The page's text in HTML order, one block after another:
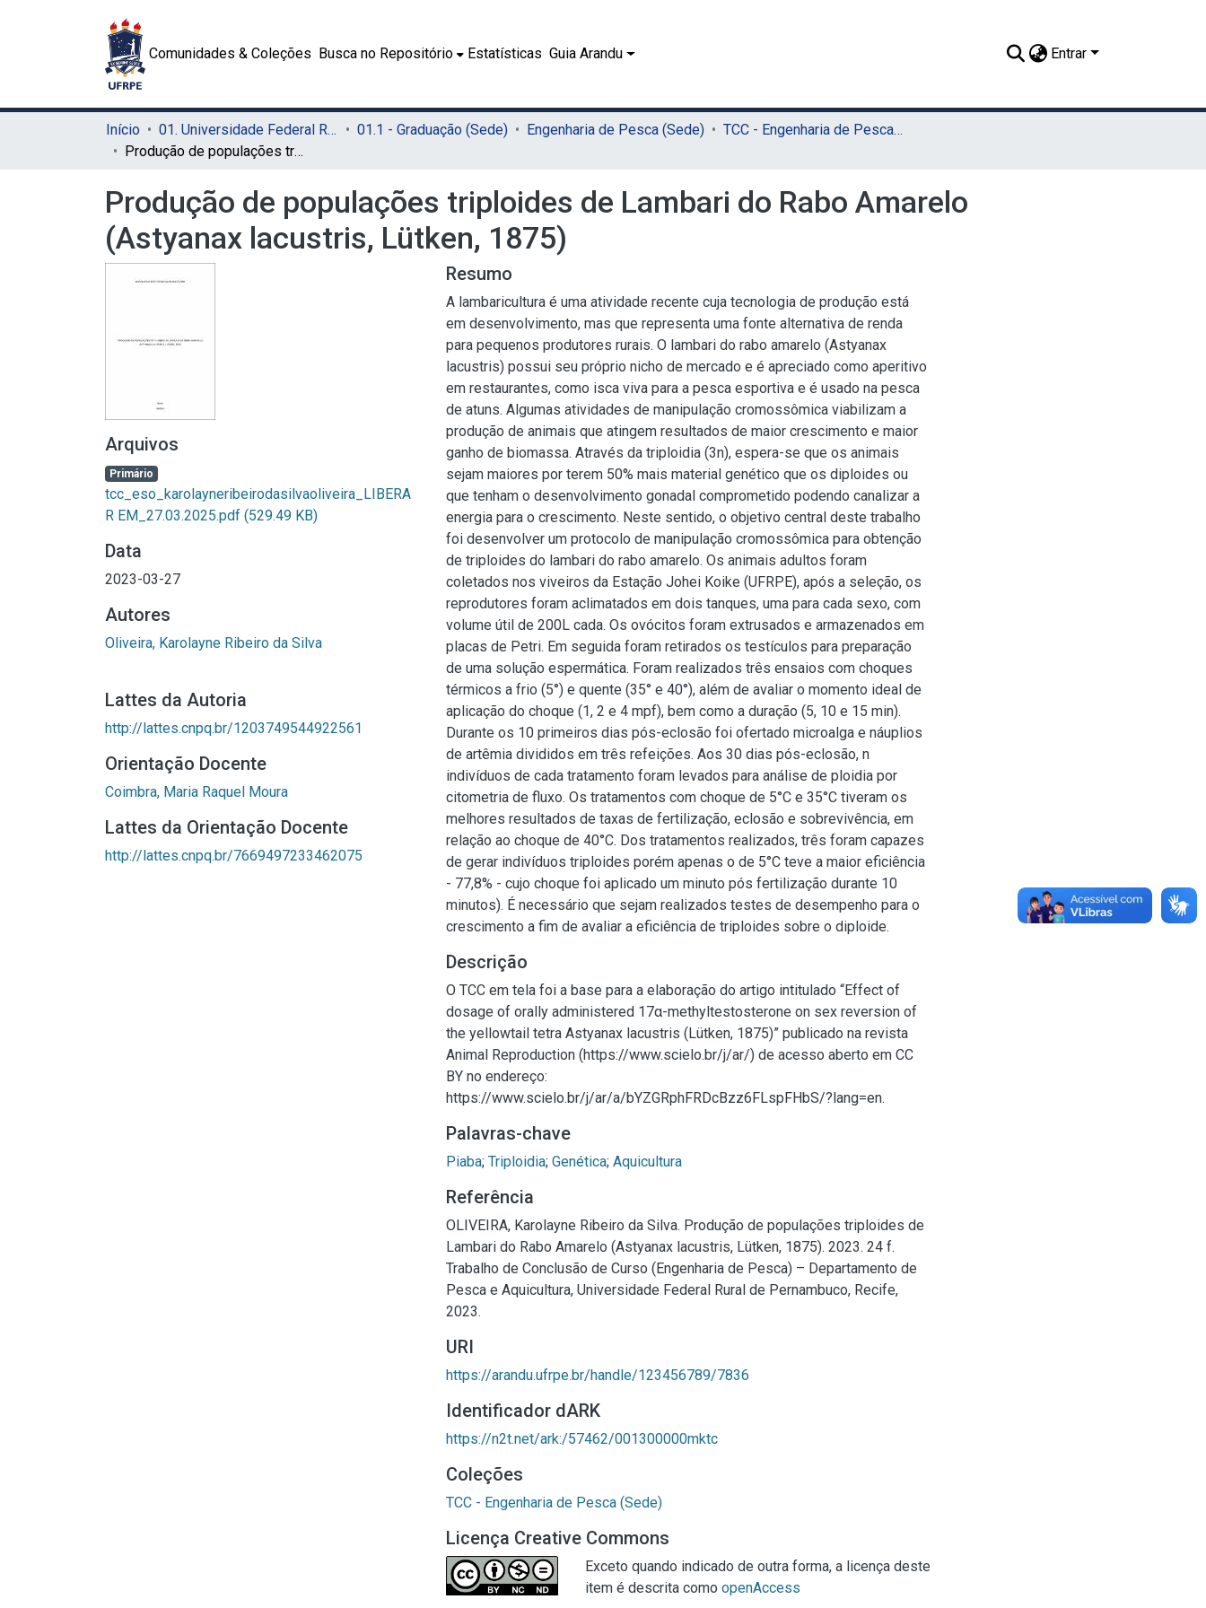
Comunidades & Coleções Busca no Repositório Estatísticas Guia Arandu Entrar
Início 01. Universidade Federal Rural de Pernambuco - UFRPE (Sede) 01.1 - Graduação (Sede) Engenharia de Pesca (Sede)
TCC - Engenharia de Pesca (Sede)
Produção de populações triploides de Lambari do Rabo Amarelo (Astyanax lacustris, Lütken, 1875)
Produção de populações triploides de Lambari do Rabo Amarelo
(Astyanax lacustris, Lütken, 1875)
Arquivos
Primário
tcc_eso_karolayneribeirodasilvaoliveira_LIBERA
R EM_27.03.2025.pdf (529.49 KB)
Data
2023-03-27
Autores
Oliveira, Karolayne Ribeiro da Silva
Lattes da Autoria
http://lattes.cnpq.br/1203749544922561
Orientação Docente
Coimbra, Maria Raquel Moura
Lattes da Orientação Docente
http://lattes.cnpq.br/7669497233462075
Resumo
A lambaricultura é uma atividade recente cuja tecnologia de produção está
em desenvolvimento, mas que representa uma fonte alternativa de renda
para pequenos produtores rurais. O lambari do rabo amarelo (Astyanax
lacustris) possui seu próprio nicho de mercado e é apreciado como aperitivo
em restaurantes, como isca viva para a pesca esportiva e é usado na pesca
de atuns. Algumas atividades de manipulação cromossômica viabilizam a
produção de animais que atingem resultados de maior crescimento e maior
ganho de biomassa. Através da triploidia (3n), espera-se que os animais
sejam maiores por terem 50% mais material genético que os diploides ou
que tenham o desenvolvimento gonadal comprometido podendo canalizar a
energia para o crescimento. Neste sentido, o objetivo central deste trabalho
foi desenvolver um protocolo de manipulação cromossômica para obtenção
de triploides do lambari do rabo amarelo. Os animais adultos foram
coletados nos viveiros da Estação Johei Koike (UFRPE), após a seleção, os
reprodutores foram aclimatados em dois tanques, uma para cada sexo, com
volume útil de 200L cada. Os ovócitos foram extrusados e armazenados em
placas de Petri. Em seguida foram retirados os testículos para preparação
de uma solução espermática. Foram realizados três ensaios com choques
térmicos a frio (5°) e quente (35° e 40°), além de avaliar o momento ideal de
aplicação do choque (1, 2 e 4 mpf), bem como a duração (5, 10 e 15 min).
Durante os 10 primeiros dias pós-eclosão foi ofertado microalga e náuplios
de artêmia divididos em três refeições. Aos 30 dias pós-eclosão, n
indivíduos de cada tratamento foram levados para análise de ploidia por
citometria de fluxo. Os tratamentos com choque de 5°C e 35°C tiveram os
melhores resultados de taxas de fertilização, eclosão e sobrevivência, em
relação ao choque de 40°C. Dos tratamentos realizados, três foram capazes
de gerar indivíduos triploides porém apenas o de 5°C teve a maior eficiência
- 77,8% - cujo choque foi aplicado um minuto pós fertilização durante 10
minutos). É necessário que sejam realizados testes de desempenho para o
crescimento a fim de avaliar a eficiência de triploides sobre o diploide.
Descrição
O TCC em tela foi a base para a elaboração do artigo intitulado “Effect of
dosage of orally administered 17α-methyltestosterone on sex reversion of
the yellowtail tetra Astyanax lacustris (Lütken, 1875)” publicado na revista
Animal Reproduction (https://www.scielo.br/j/ar/) de acesso aberto em CC
BY no endereço:
https://www.scielo.br/j/ar/a/bYZGRphFRDcBzz6FLspFHbS/?lang=en.
Palavras-chave
Piaba; Triploidia; Genética; Aquicultura
Referência
OLIVEIRA, Karolayne Ribeiro da Silva. Produção de populações triploides de
Lambari do Rabo Amarelo (Astyanax lacustris, Lütken, 1875). 2023. 24 f.
Trabalho de Conclusão de Curso (Engenharia de Pesca) – Departamento de
Pesca e Aquicultura, Universidade Federal Rural de Pernambuco, Recife,
2023.
URI
https://arandu.ufrpe.br/handle/123456789/7836
Identificador dARK
https://n2t.net/ark:/57462/001300000mktc
Coleções
TCC - Engenharia de Pesca (Sede)
Licença Creative Commons
Exceto quando indicado de outra forma, a licença deste
item é descrita como openAccess